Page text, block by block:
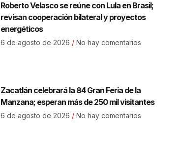
Roberto Velasco se reúne con Lula en Brasil;
revisan cooperación bilateral y proyectos
energéticos
6 de agosto de 2026 No hay comentarios
Zacatlán celebrará la 84 Gran Feria de la
Manzana; esperan más de 250 mil visitantes
6 de agosto de 2026 No hay comentarios